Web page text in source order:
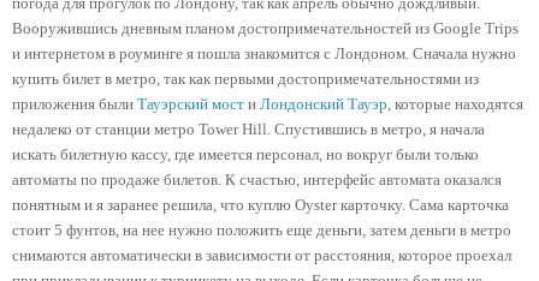
Вооружившись дневным планом достопримечательностей из Google Trips
и интернетом в роуминге я пошла знакомится с Лондоном. Сначала нужно
купить билет в метро, так как первыми достопримечательностями из
приложения были Тауэрский мост и Лондонский Тауэр , которые находятся
недалеко от станции метро Tower Hill. Спустившись в метро, я начала
искать билетную кассу, где имеется персонал, но вокруг были только
автоматы по продаже билетов. К счастью, интерфейс автомата оказался
понятным и я заранее решила, что куплю Oyster карточку. Сама карточка
стоит 5 фунтов, на нее нужно положить еще деньги, затем деньги в метро
снимаются автоматически в зависимости от расстояния, которое проехал